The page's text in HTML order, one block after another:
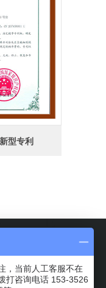
型专利
，当前人工客服不在
打咨询电话 153-3526